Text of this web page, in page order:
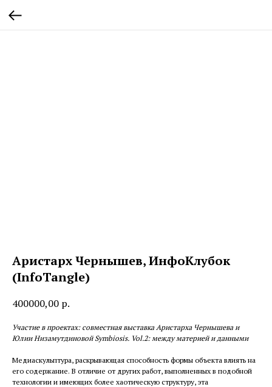
Аристарх Чернышев, ИнфоКлубок
(InfoTangle)
400000,00 р.
Участие в проектах: совместная выставка Аристарха Чернышева и
Юлии Низамутдиновой Symbiosis. Vol.2: между материей и данными
Медиаскульптура, раскрывающая способность формы объекта влиять на
его содержание. В отличие от других работ, выполненных в подобной
технологии и имеющих более хаотическую структуру, эта